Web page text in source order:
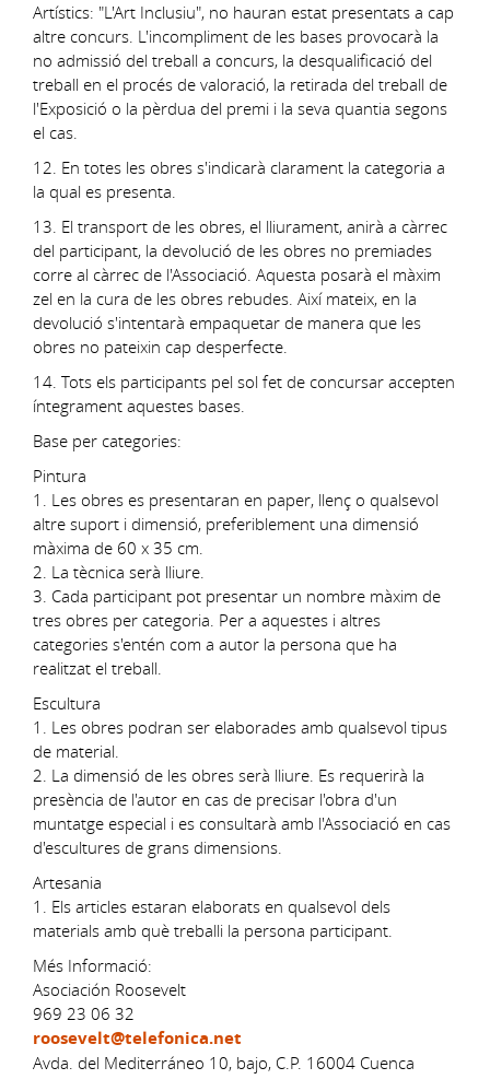
Artístics: "L'Art Inclusiu", no hauran estat presentats a cap
altre concurs. L'incompliment de les bases provocarà la
no admissió del treball a concurs, la desqualificació del
treball en el procés de valoració, la retirada del treball de
l'Exposició o la pèrdua del premi i la seva quantia segons
el cas.
12. En totes les obres s'indicarà clarament la categoria a
la qual es presenta.
13. El transport de les obres, el lliurament, anirà a càrrec
del participant, la devolució de les obres no premiades
corre al càrrec de l'Associació. Aquesta posarà el màxim
zel en la cura de les obres rebudes. Així mateix, en la
devolució s'intentarà empaquetar de manera que les
obres no pateixin cap desperfecte.
14. Tots els participants pel sol fet de concursar accepten
íntegrament aquestes bases.
Base per categories:
Pintura
1. Les obres es presentaran en paper, llenç o qualsevol
altre suport i dimensió, preferiblement una dimensió
màxima de 60 x 35 cm.
2. La tècnica serà lliure.
3. Cada participant pot presentar un nombre màxim de
tres obres per categoria. Per a aquestes i altres
categories s'entén com a autor la persona que ha
realitzat el treball.
Escultura
1. Les obres podran ser elaborades amb qualsevol tipus
de material.
2. La dimensió de les obres serà lliure. Es requerirà la
presència de l'autor en cas de precisar l'obra d'un
muntatge especial i es consultarà amb l'Associació en cas
d'escultures de grans dimensions.
Artesania
1. Els articles estaran elaborats en qualsevol dels
materials amb què treballi la persona participant.
Més Informació:
Asociación Roosevelt
969 23 06 32
roosevelt@telefonica.net
Avda. del Mediterráneo 10, bajo, C.P. 16004 Cuenca